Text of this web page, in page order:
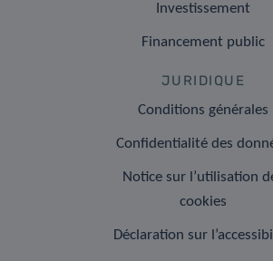
Investissement
Financement public
JURIDIQUE
Conditions générales
Confidentialité des
Notice sur l’utilisation
cookies
Déclaration sur